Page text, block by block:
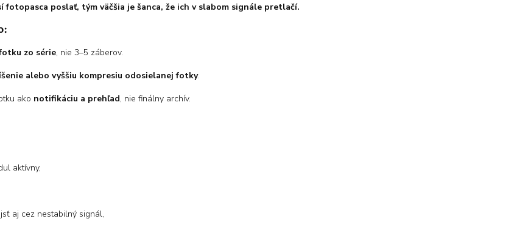
fotopasca poslať, tým väčšia je šanca, že ich v slabom signále pretlačí.
zo série, nie 3–5 záberov.
alebo vyššiu kompresiu odosielanej fotky.
ako notifikáciu a prehľad, nie finálny archív.
aktívny,
aj cez nestabilný signál,